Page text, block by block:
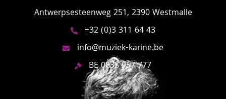
Antwerpsesteenweg 251, 2390 Westmalle
+32 (0)3 311 64 43
info@muziek-karine.be
BE 0835 957 777